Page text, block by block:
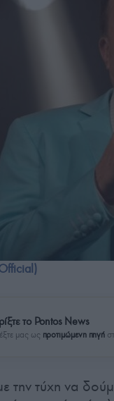
το Pontos News
μας ως προτιμώμενη πηγή
την τύχη να